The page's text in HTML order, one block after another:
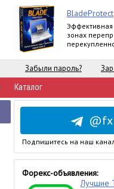
BladeProtect
Эффективная
зонах
https://
Забыли пароль?
Каталог
Подпишитесь на наш
Форекс-объявления: